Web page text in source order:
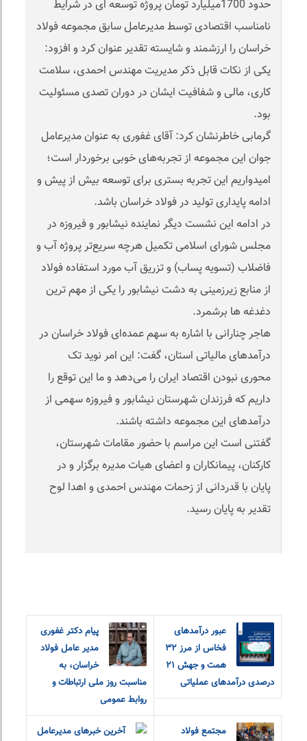
حدود 1700میلیارد تومان پروژه توسعه ای در شرایط
نامناسب اقتصادی توسط مدیرعامل سابق مجموعه فولاد
خراسان را ارزشمند و شایسته تقدیر عنوان کرد و افزود:
یکی از نکات قابل ذکر مدیریت مهندس احمدی، سلامت
کاری، مالی و شفافیت ایشان در دوران تصدی مسئولیت
بود.
گرمابی خاطرنشان کرد: آقای غفوری به عنوان مدیرعامل
جوان این مجموعه از تجربه‌های خوبی برخوردار است؛
امیدواریم این تجربه بستری برای توسعه بیش از پیش و
ادامه پایداری تولید در فولاد خراسان باشد.
در ادامه این نشست دیگر نماینده نیشابور و فیروزه در
مجلس شورای اسلامی تکمیل هرچه سریع‌تر پروژه آب و
فاضلاب (تسویه پساب) و تزریق آب مورد استفاده فولاد
از منابع زیرزمینی به دشت نیشابور را یکی از مهم ترین
دغدغه ها برشمرد.
هاجر چنارانی با اشاره به سهم عمده‌ای فولاد خراسان در
درآمدهای مالیاتی استان، گفت: این امر نوید تک
محوری نبودن اقتصاد ایران را می‌دهد و ما این توقع را
داریم که فرزندان شهرستان نیشابور و فیروزه سهمی از
درآمدهای این مجموعه داشته باشند.
گفتنی است این مراسم با حضور مقامات شهرستان،
کارکنان، پیمانکاران و اعضای هیات مدیره برگزار و در
پایان با قدردانی از زحمات مهندس احمدی و اهدا لوح
تقدیر به پایان رسید.
عبور درآمدهای
فخاس از مرز ۳۲
همت و جهش ۲۱
درصدی درآمدهای عملیاتی
پیام دکتر غفوری
مدیر عامل فولاد
خراسان، به
مناسبت روز ملی ارتباطات و
روابط عمومی
مجتمع فولاد
آخرین خبرهای مدیرعامل